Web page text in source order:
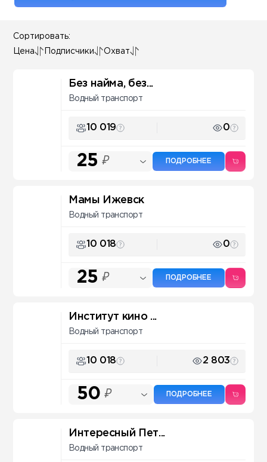
Сортировать:
Цена Подписчики Охват
Без найма, без...
Водный транспорт
10 019 0
25 ₽ ПОДРОБНЕЕ
Мамы Ижевск
Водный транспорт
10 018 0
25 ₽ ПОДРОБНЕЕ
Институт кино ...
Водный транспорт
10 018 2 803
50 ₽ ПОДРОБНЕЕ
Интересный Пет...
Водный транспорт